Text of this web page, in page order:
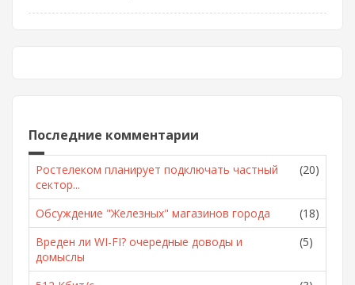
Последние комментарии
Ростелеком планирует подключать частный
сектор...
(20)
Обсуждение "Железных" магазинов города
(18)
Вреден ли WI-FI? очередные доводы и
домыслы
(5)